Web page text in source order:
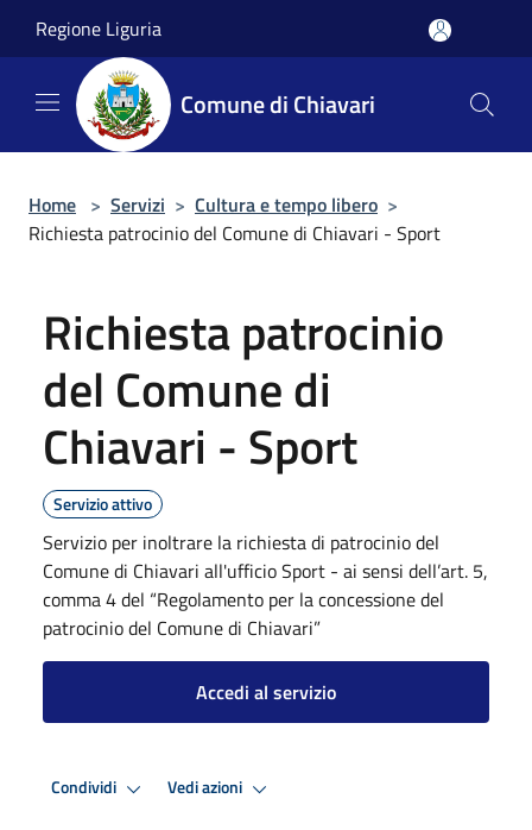
Regione Liguria
Comune di Chiavari
Home > Servizi > Cultura e tempo libero >
Richiesta patrocinio del Comune di Chiavari - Sport
Richiesta patrocinio
del Comune di
Chiavari - Sport
Servizio attivo
Servizio per inoltrare la richiesta di patrocinio del
Comune di Chiavari all'ufficio Sport - ai sensi dell’art. 5,
comma 4 del “Regolamento per la concessione del
patrocinio del Comune di Chiavari”
Accedi al servizio
Condividi Vedi azioni